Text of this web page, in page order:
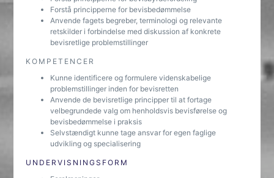
Forstå principperne for bevisbedømmelse
Anvende fagets begreber, terminologi og relevante
retskilder i forbindelse med diskussion af konkrete
bevisretlige problemstillinger
KOMPETENCER
Kunne identificere og formulere videnskabelige
problemstillinger inden for bevisretten
Anvende de bevisretlige principper til at fortage
velbegrundede valg om henholdsvis bevisførelse og
bevisbedømmelse i praksis
Selvstændigt kunne tage ansvar for egen faglige
udvikling og specialisering
UNDERVISNINGSFORM